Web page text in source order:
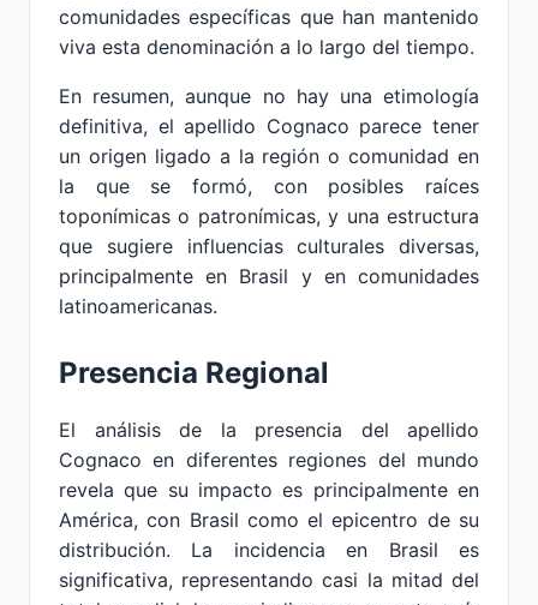
comunidades específicas que han mantenido
viva esta denominación a lo largo del tiempo.
En resumen, aunque no hay una etimología
definitiva, el apellido Cognaco parece tener
un origen ligado a la región o comunidad en
la que se formó, con posibles raíces
toponímicas o patronímicas, y una estructura
que sugiere influencias culturales diversas,
principalmente en Brasil y en comunidades
latinoamericanas.
Presencia Regional
El análisis de la presencia del apellido
Cognaco en diferentes regiones del mundo
revela que su impacto es principalmente en
América, con Brasil como el epicentro de su
distribución. La incidencia en Brasil es
significativa, representando casi la mitad del